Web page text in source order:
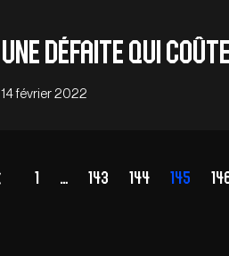
Une défaite qui
14 février 2022
Page
1 … 143 144 145